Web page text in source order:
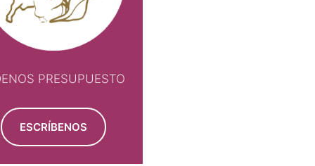
PRESUPUESTO
ESCRÍBENOS